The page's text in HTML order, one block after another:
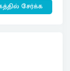
சேர்க்க